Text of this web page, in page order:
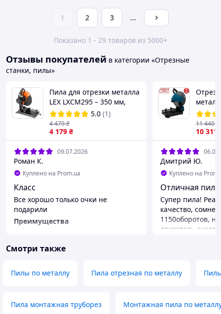
1 2 3 ...
Показано 1 - 29 товаров из 5000+
Отзывы покупателей в категории «Отрезные
станки, пилы»
Пила для отрезки металла
LEX LXCM295 – 350 мм,
2950 Вт
5.0 (1)
4 179 ₴
4 479₴
09.07.2026
Роман К.
Куплено на Prom.ua
Класс
Все хорошо только очки не
подарили
Преимущества
Всё
Нет
PROFI-
мм)
10 311
11 440
Дмитрий Ю.
Куплено на
Отличная
Супер пила!
качество,
1150оборотов,
двигатель около
90град в обоих
отлично из
деньги качество
Смотри также
Пилы по металлу Пила отрезная по металлу
Пила монтажная труборез Монтажная пила по